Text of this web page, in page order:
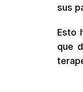
sus
Esto
que